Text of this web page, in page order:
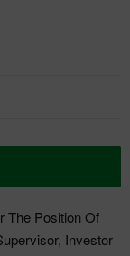
The Position Of
Investor